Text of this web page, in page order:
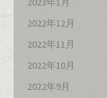
2022年12月
2022年11月
2022年10月
2022年9月